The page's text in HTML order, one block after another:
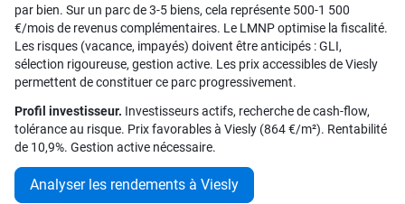
par bien. Sur un parc de 3-5 biens, cela représente 500-1 500
€/mois de revenus complémentaires. Le LMNP optimise la fiscalité.
Les risques (vacance, impayés) doivent être anticipés : GLI,
sélection rigoureuse, gestion active. Les prix accessibles de Viesly
permettent de constituer ce parc progressivement.
Profil investisseur. Investisseurs actifs, recherche de cash-flow,
tolérance au risque. Prix favorables à Viesly (864 €/m²). Rentabilité
de 10,9%. Gestion active nécessaire.
Analyser les rendements à Viesly